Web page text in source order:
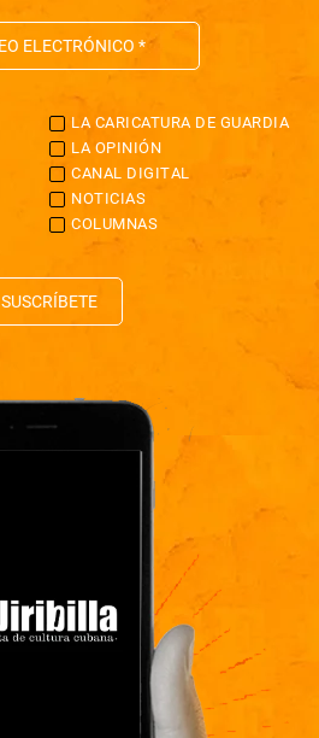
LA CARICATURA DE GUARDIA
LA OPINIÓN
CANAL DIGITAL
NOTICIAS
COLUMNAS
SUSCRÍBETE